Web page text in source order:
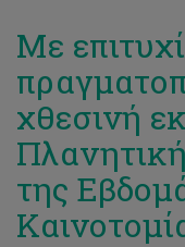
Με
χθεσινή
της